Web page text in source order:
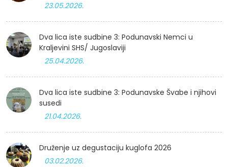
23.05.2026.
Dva lica iste sudbine 3: Podunavski Nemci u
Kraljevini SHS/ Jugoslaviji
25.04.2026.
Dva lica iste sudbine 3: Podunavske Švabe i njihovi
susedi
21.04.2026.
Druženje uz degustaciju kuglofa 2026
03.02.2026.